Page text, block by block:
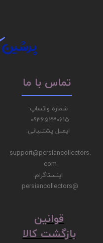
پرشین
شماره واتساپ:
09365230615
ایمیل پشتیبانی:
support@persiancollectors.
com
اینستاگرام:
@persiancollectors
تماس با ما
ق​​​​​​​وانین
بازگشت کالا